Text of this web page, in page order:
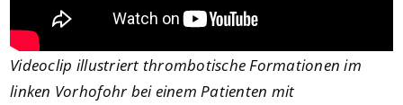
Videoclip illustriert thrombotische Formationen im
linken Vorhofohr bei einem Patienten mit